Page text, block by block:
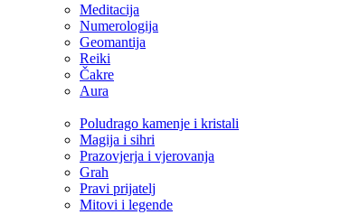
Meditacija
Numerologija
Geomantija
Reiki
Čakre
Aura
Poludrago kamenje i kristali
Magija i sihri
Prazovjerja i vjerovanja
Grah
Pravi prijatelj
Mitovi i legende